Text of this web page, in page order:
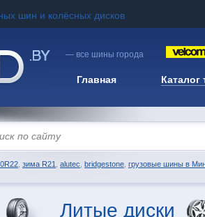
шин и колёсных дисков
— все шины города
Главная Каталог
зима R21 alutec bridgestone грузовые шины в
Литые диски